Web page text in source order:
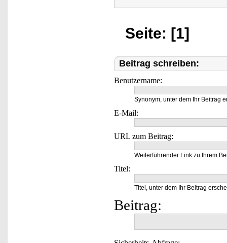
Seite: [1]
Beitrag schreiben:
Benutzername:
Synonym, unter dem Ihr Beitrag
E-Mail:
URL zum Beitrag:
Weiterführender Link zu Ihrem
Titel:
Titel, unter dem Ihr Beitrag
Beitrag: